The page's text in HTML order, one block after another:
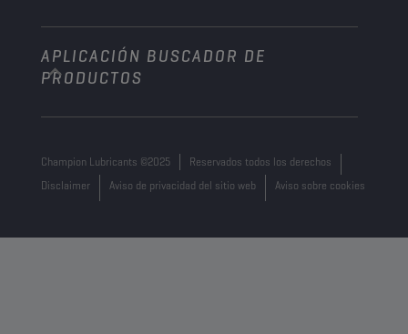
+32 3 870 00 20
Georges Gilliotstraat, 52 2620 Hemiksem
Belgium
APLICACIÓN BUSCADOR DE
PRODUCTOS
Champion Lubricants ©2025
Reservados todos los derechos
Disclaimer
Aviso de privacidad del sitio web Aviso sobre cookies